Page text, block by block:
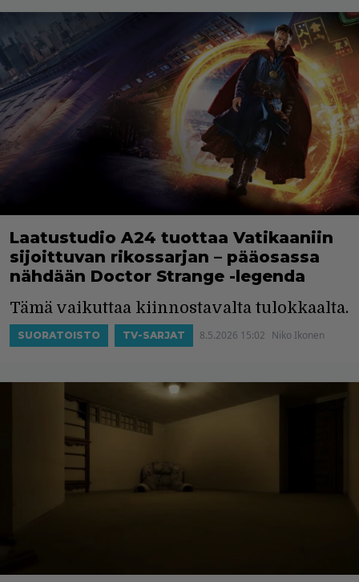
Laatustudio A24 tuottaa Vatikaaniin
sijoittuvan rikossarjan – pääosassa
nähdään Doctor Strange -legenda
Tämä vaikuttaa kiinnostavalta tulokkaalta.
SUORATOISTO TV-SARJAT 8.5.2026 15:02 Niko Ikonen